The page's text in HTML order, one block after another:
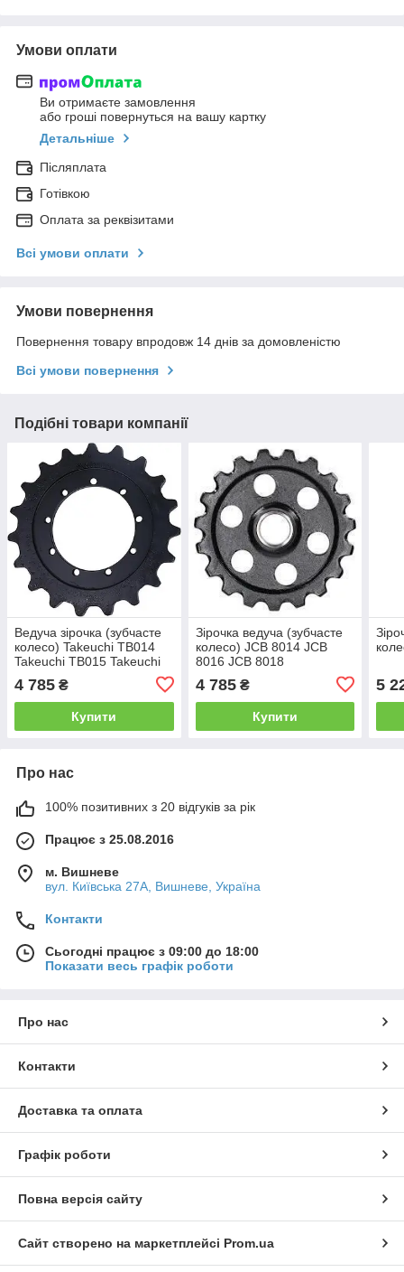
Умови оплати
Ви отримаєте замовлення
або гроші повернуться на вашу картку
Детальніше
Післяплата
Готівкою
Оплата за реквізитами
Всі умови оплати
Умови повернення
Повернення товару впродовж 14 днів за домовленістю
Всі умови повернення
Подібні товари компанії
Ведуча зірочка (зубчасте
колесо) Takeuchi TB014
Takeuchi TB015 Takeuchi
4 785 ₴
Купити
Зірочка ведуча (зубчасте
колесо) JCB 8014 JCB
8016 JCB 8018
4 785₴
Купити
5
Про нас
100% позитивних з 20 відгуків за рік
Працює з 25.08.2016
м. Вишневе
вул. Київська 27А, Вишневе, Україна
Контакти
Сьогодні працює з 09:00 до 18:00
Показати весь графік роботи
Про нас
Контакти
Доставка та оплата
Графік роботи
Повна версія сайту
Сайт створено на маркетплейсі Prom.ua